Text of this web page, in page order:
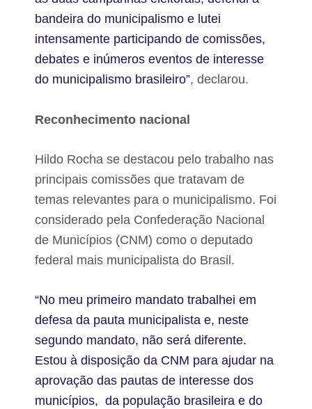
bandeira do municipalismo e lutei
intensamente participando de comissões,
debates e inúmeros eventos de interesse
do municipalismo brasileiro”, declarou.
Reconhecimento nacional
Hildo Rocha se destacou pelo trabalho nas
principais comissões que tratavam de
temas relevantes para o municipalismo. Foi
considerado pela Confederação Nacional
de Municípios (CNM) como o deputado
federal mais municipalista do Brasil.
“No meu primeiro mandato trabalhei em
defesa da pauta municipalista e, neste
segundo mandato, não será diferente.
Estou à disposição da CNM para ajudar na
aprovação das pautas de interesse dos
municípios, da população brasileira e do